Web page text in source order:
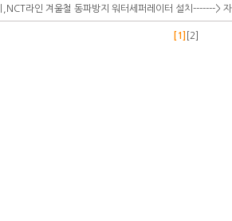
,NCT라인 겨울철 동파방지 워터세퍼레이터 설치------->
[1] [2]